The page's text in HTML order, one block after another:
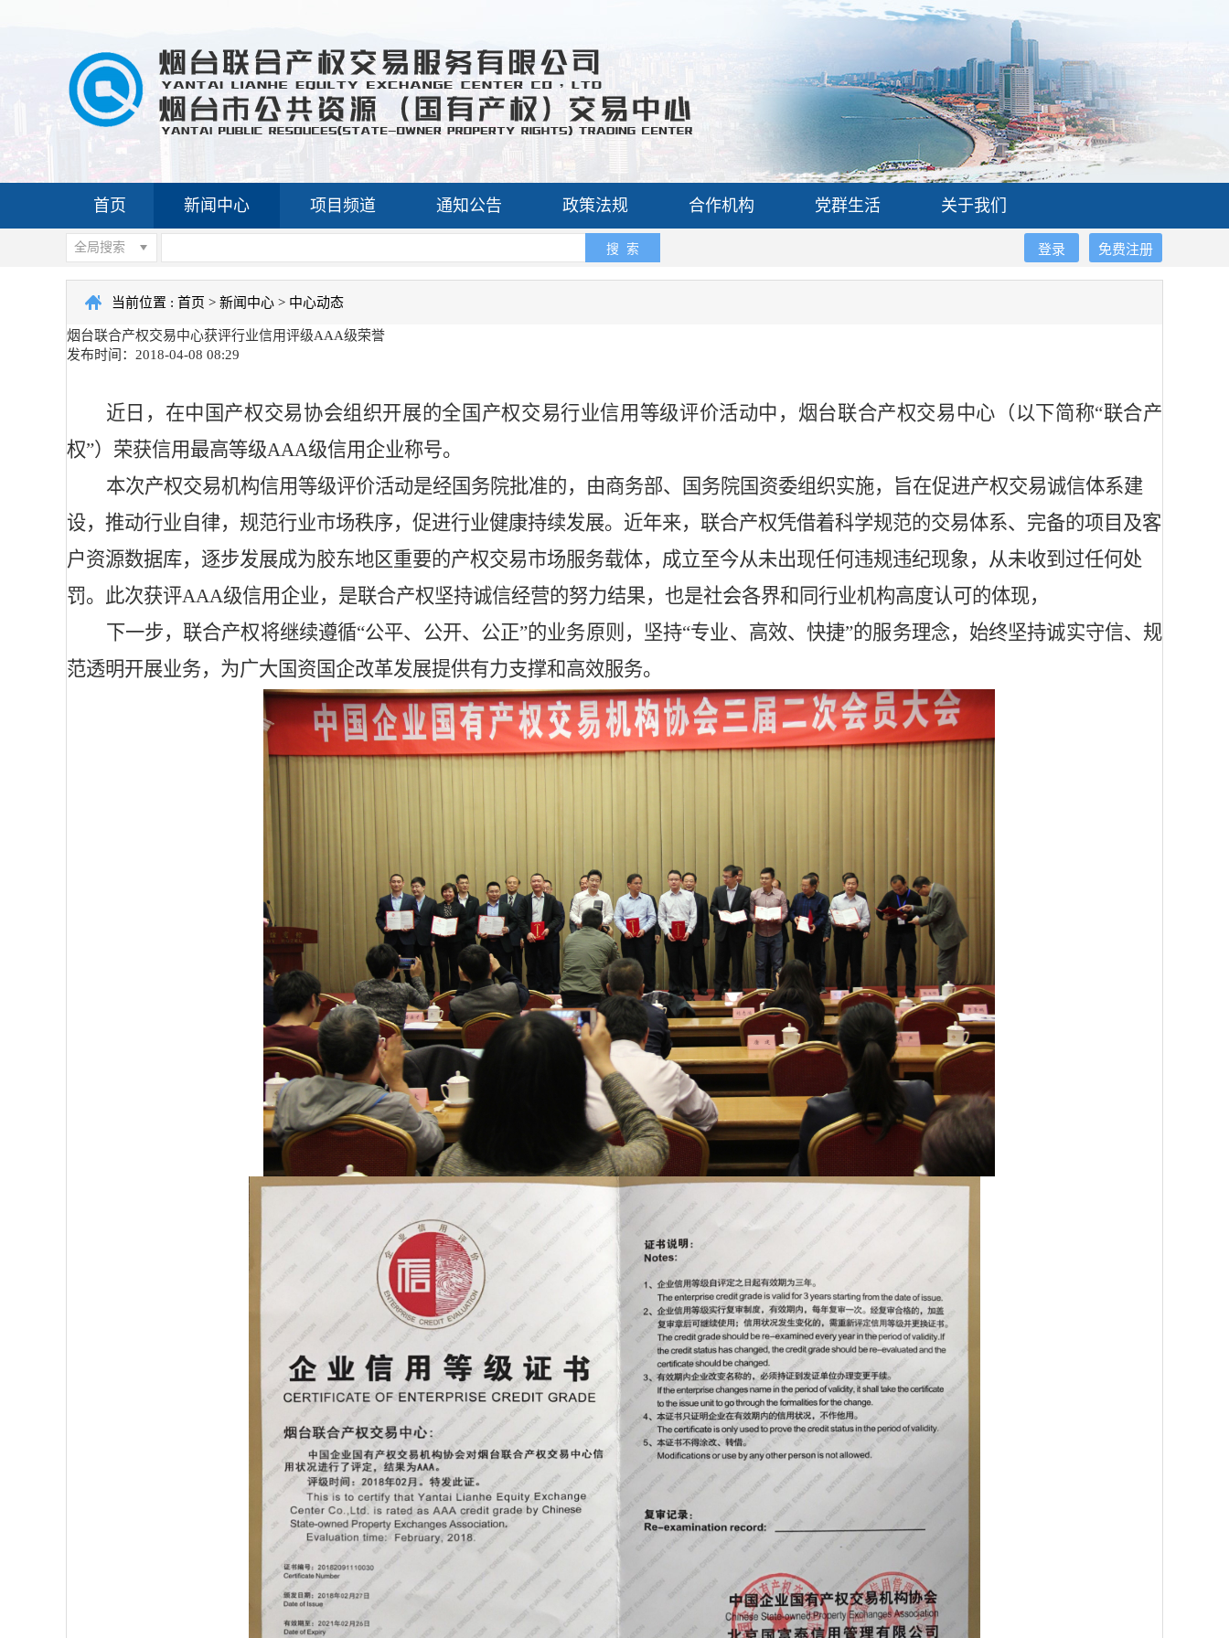
首页 新闻中心 项目频道 通知公告 政策法规 合作机构 党群生活 关于我们
全局搜索 搜 索 免费注册
登录
当前位置 : 首页 > 新闻中心 > 中心动态
烟台联合产权交易中心获评行业信用评级AAA级荣誉
发布时间：2018-04-08 08:29
近日，在中国产权交易协会组织开展的全国 产权交易行业信用等级评价活动中，烟台联合产权交易中心（以下简称“联合产
权”）荣获信用最高等级AAA级信用企业称号。
本次产权交易机构信用等级评价活动是经国务院批准的，由商务部、国务院国资委组织实施，旨在促进产权交易诚信体系建
设，推动行业自律，规范行业市场秩序，促进行业健康持续发展。 近年来，联合产权凭借着科学规范的交易体系、完备的项目及客
户资源数据库，逐步发展成为胶东地区重要的产权交易市场服务载体， 成立至今从未出现任何违规违纪现象，从未收到过任何处
罚。此次获评AAA级信用企业，是联合产权坚持诚信经营的努力结果，也是社会各界和同行业机构高度认可的体现，
下一步，联合产权将继续遵循“公平、公开、公正”的业务原则，坚持“专业、高效、快捷”的服务理念，始终坚持诚实守信、规
范透明开展业务，为广大国资国企改革发展提供有力支撑和高效服务。